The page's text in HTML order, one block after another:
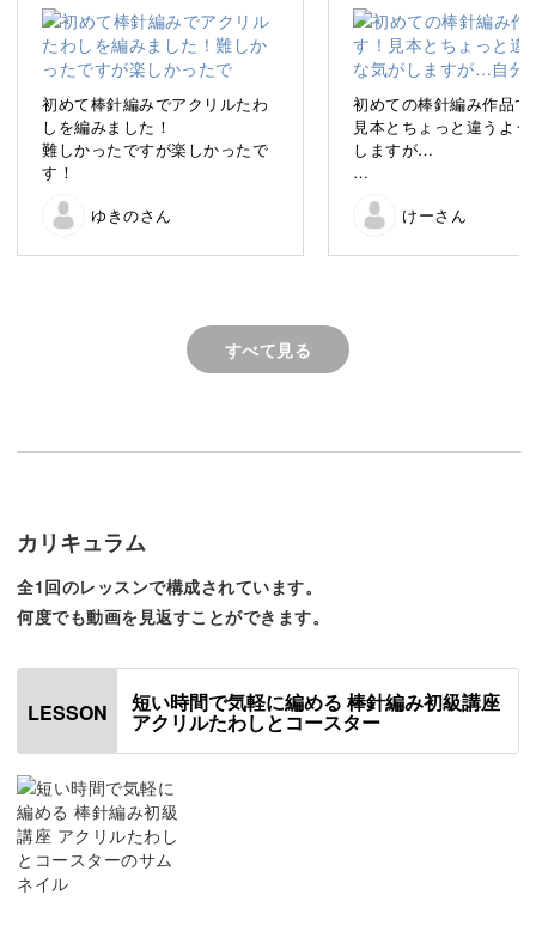
でき気軽に楽しめます♪
棒針編みの基礎を学ぶ
レクチャー動画の前半では、基本となる「棒針編み」がし
っかりマスターできるように、ポイントをおさえてゆっく
り解説していきます。
◆きれいな糸始末の方法
で、初心者さんにもぴったりです。
編み物をやってみたいけど、何から始めて良いかわからな
い･･････という方は、ぜひこの講座から。
動画を真似しながら、はじめての作品作り
動画の後半では、いよいよ「アクリルたわし」「コースタ
ー」作りの実践編となります。本格的な作品作りです。
初めて棒針編みでアクリルたわ
しを編みました！
難しかったですが楽しかったで
す！
ゆきのさん
初めての棒針編み作品で
見本とちょっと違うよう
しますが…
み図を一目見ただけで
て最後の伏目まで編みま
けーさん
すべて見る
カリキュラム
全1回のレッスンで構成されています。
何度でも動画を見返すことができます。
LESSON 短い時間で気軽に編める 棒針編み初級講座
アクリルたわしとコースター